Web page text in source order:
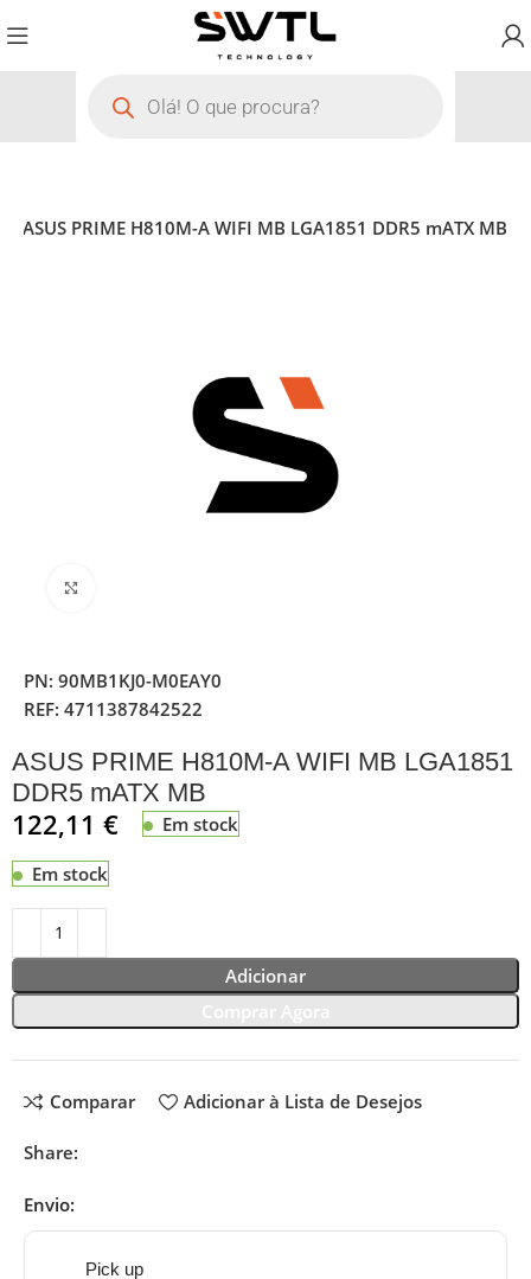
ASUS PRIME H810M-A WIFI MB LGA1851 DDR5 mATX MB
PN:90MB1KJ0-M0EAY0
REF:4711387842522
ASUS PRIME H810M-A WIFI MB LGA1851
DDR5 mATX MB
122,11€ Em stock
Em stock
Adicionar
Comparar Adicionar à Lista de Desejos
Share:
Envio:
Pick up